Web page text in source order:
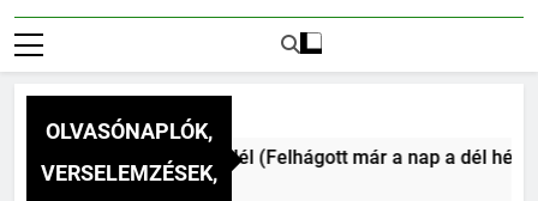
OLVASÓNAPLÓK,
VERSELEMZÉSEK,
Vitéz Mihály: A dél (Felhágott már a nap a dél hév